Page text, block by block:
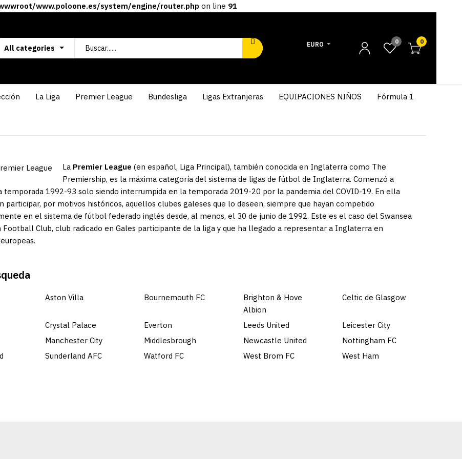
www.poloone.es/system/engine/router.php on line 91
EURO 0 0
La Liga Premier League Bundesliga Ligas Extranjeras EQUIPACIONES NIÑOS Fórmula 1
La Premier League (en español, Liga Principal), también conocida en Inglaterra como The
Premiership, es la máxima categoría del sistema de ligas de fútbol de Inglaterra. Comenzó a
temporada 1992-93 solo siendo interrumpida en la temporada 2019-20 por la pandemia del COVID-19. En ella
participar, por motivos históricos, aquellos clubes galeses que lo deseen, siempre que hayan competido
en el sistema de fútbol federado inglés desde, al menos, el 30 de junio de 1992. Este es el caso del Swansea
Football Club, club radicado en Gales participante de la liga y que ha llegado a representar a Inglaterra en
Aston Villa Bournemouth FC
Brighton & Hove
Albion
Celtic de Glasgow
Crystal Palace Everton Leeds United
Leicester City
Manchester City Middlesbrough Newcastle United
Nottingham FC
Sunderland AFC Watford FC West Brom FC
West Ham